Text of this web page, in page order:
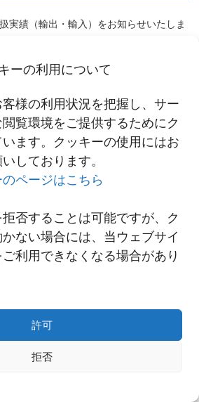
ーの利用について
様の利用状況を把握し、サー
覧環境をご提供するためにク
ます。クッキーの使用にはお
しております。
ページはこちら
否することは可能ですが、ク
ない場合には、当ウェブサイ
ご利用できなくなる場合があり
許可
拒否
実績（輸出・輸入）をお知らせいたしま
一覧へ
LOGISTICS A Div.of Nishi-Nippon Railroad Co.,Ltd.